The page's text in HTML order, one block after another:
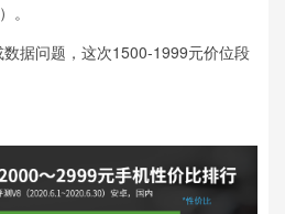
。
据问题，这次1500-1999元价位段